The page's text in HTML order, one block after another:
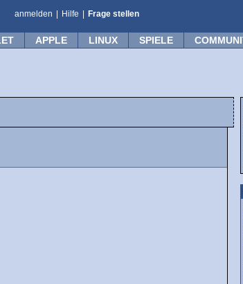
anmelden Hilfe Frage stellen
APPLE LINUX SPIELE